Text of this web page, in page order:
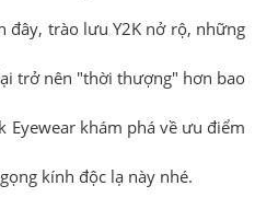
đây, trào lưu Y2K nở rộ, những
trở nên "thời thượng" hơn bao
Eyewear khám phá về ưu điểm
kính độc lạ này nhé.